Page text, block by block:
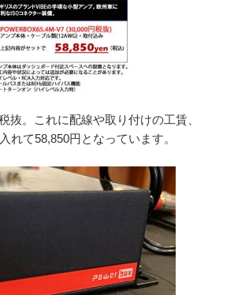
抜。これに配線や取り付けの工賃、
れて58,850円となっています。